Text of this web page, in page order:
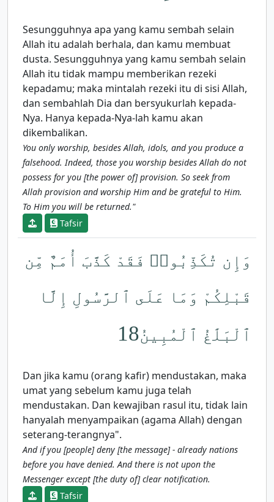
Sesungguhnya apa yang kamu sembah selain
Allah itu adalah berhala, dan kamu membuat
dusta. Sesungguhnya yang kamu sembah selain
Allah itu tidak mampu memberikan rezeki
kepadamu; maka mintalah rezeki itu di sisi Allah,
dan sembahlah Dia dan bersyukurlah kepada-
Nya. Hanya kepada-Nya-lah kamu akan
dikembalikan.
You only worship, besides Allah, idols, and you produce a
falsehood. Indeed, those you worship besides Allah do not
possess for you [the power of] provision. So seek from
Allah provision and worship Him and be grateful to Him.
To Him you will be returned."
Tafsir
وَإِن تُكَذِّبُوا۟ فَقَدْ كَذَّبَ أُمَمٌ مِّن
قَبْلِكُمْ وَمَا عَلَى ٱلرَّسُولِ إِلَّا
ٱلْبَلَٰغُ ٱلْمُبِينُ18
Dan jika kamu (orang kafir) mendustakan, maka
umat yang sebelum kamu juga telah
mendustakan. Dan kewajiban rasul itu, tidak lain
hanyalah menyampaikan (agama Allah) dengan
seterang-terangnya".
And if you [people] deny [the message] - already nations
before you have denied. And there is not upon the
Messenger except [the duty of] clear notification.
Tafsir